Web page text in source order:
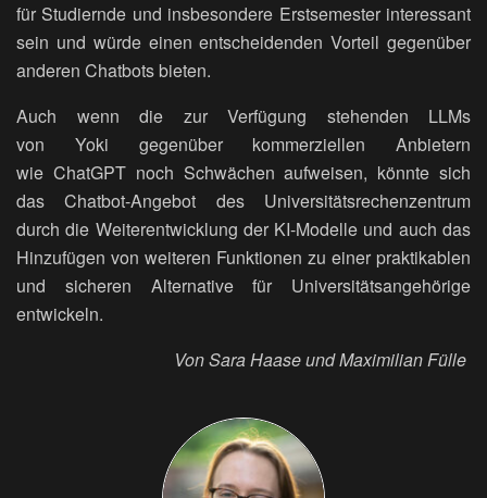
für Studiernde und insbesondere Erstsemester interessant
sein und würde einen entscheidenden Vorteil gegenüber
anderen Chatbots bieten.
Auch wenn die zur Verfügung stehenden LLMs
von Yoki gegenüber kommerziellen Anbietern
wie ChatGPT noch Schwächen aufweisen, könnte sich
das Chatbot-Angebot des Universitätsrechenzentrum
durch die Weiterentwicklung der KI-Modelle und auch das
Hinzufügen von weiteren Funktionen zu einer praktikablen
und sicheren Alternative für Universitätsangehörige
entwickeln.
Von Sara Haase und Maximilian Fülle